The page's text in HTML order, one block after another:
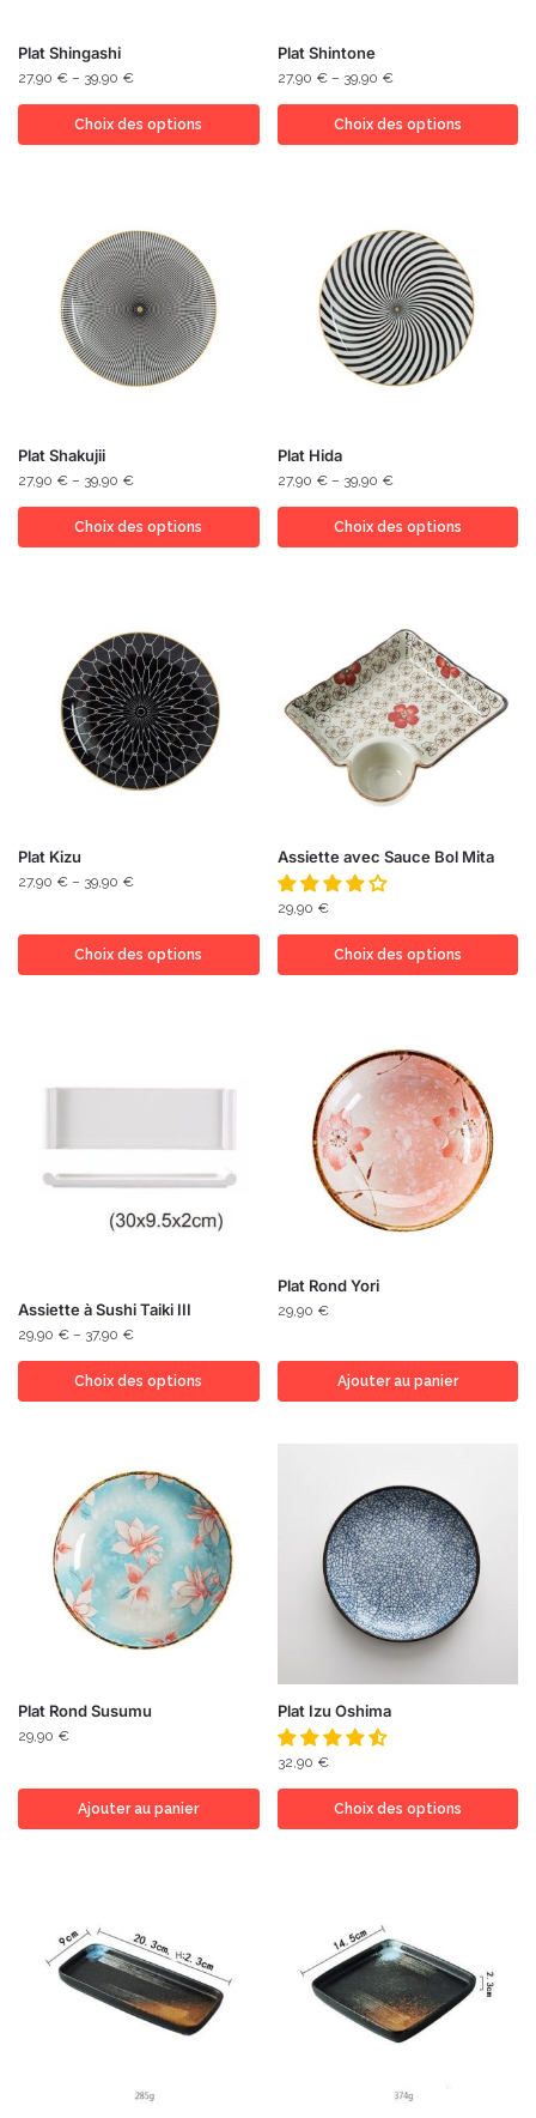
Plat Shingashi
27,90 € – 39,90 €
Choix des options
Plat Shintone
27,90 € – 39,90 €
Choix des options
Plat Shakujii
27,90 € – 39,90 €
Choix des options
Plat Hida
27,90 € – 39,90 €
Choix des options
Plat Kizu
27,90 € – 39,90 €
Choix des options
Assiette avec Sauce Bol Mita
29,90 €
Choix des options
Assiette à Sushi Taiki III
29,90 € – 37,90 €
Choix des options
Plat Rond Yori
29,90 €
Ajouter au panier
Plat Rond Susumu
29,90 €
Ajouter au panier
Plat Izu Oshima
32,90 €
Choix des options